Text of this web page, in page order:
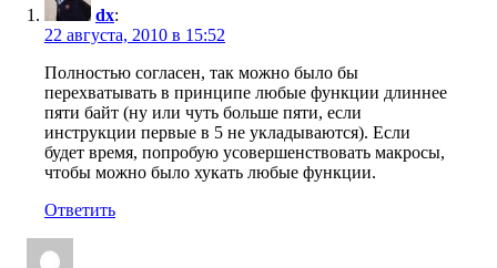
dx:
22 августа, 2010 в 15:52
Полностью согласен, так можно было бы
перехватывать в принципе любые функции длиннее
пяти байт (ну или чуть больше пяти, если
инструкции первые в 5 не укладываются). Если
будет время, попробую усовершенствовать макросы,
чтобы можно было хукать любые функции.
Ответить